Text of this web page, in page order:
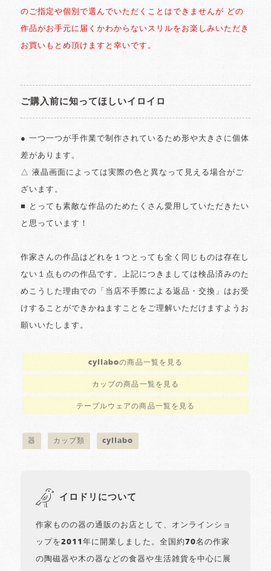
のご指定や個別で選んでいただくことはできませんが どの
作品がお手元に届くかわからないスリルをお楽しみいただき
お買いもとめ頂けますと幸いです。
ご購入前に知ってほしいイロイロ
● 一つ一つが手作業で制作されているため形や大きさに個体
差があります。
△ 液晶画面によっては実際の色と異なって見える場合がご
ざいます。
■ とっても素敵な作品のためたくさん愛用していただきたい
と思っています！
作家さんの作品はどれを１つとっても全く同じものは存在し
ない１点ものの作品です。上記につきましては検品済みのた
めこうした理由での「当店不手際による返品・交換」はお受
けすることができかねますことをご理解いただけますようお
願いいたします。
cyilaboの商品一覧を見る
カップの商品一覧を見る
テーブルウェアの商品一覧を見る
器 カップ類 cyilabo
イロドリについて
作家ものの器の通販のお店として、オンラインショ
ップを2011年に開業しました。全国約70名の作家
の陶磁器や木の器などの食器や生活雑貨を中心に展